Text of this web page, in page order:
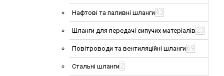
Нафтові та паливні шланги43
Шланги для передачі сипучих матеріалів 23
Повітроводи та вентиляційні шланги 69
Стальні шланги 2